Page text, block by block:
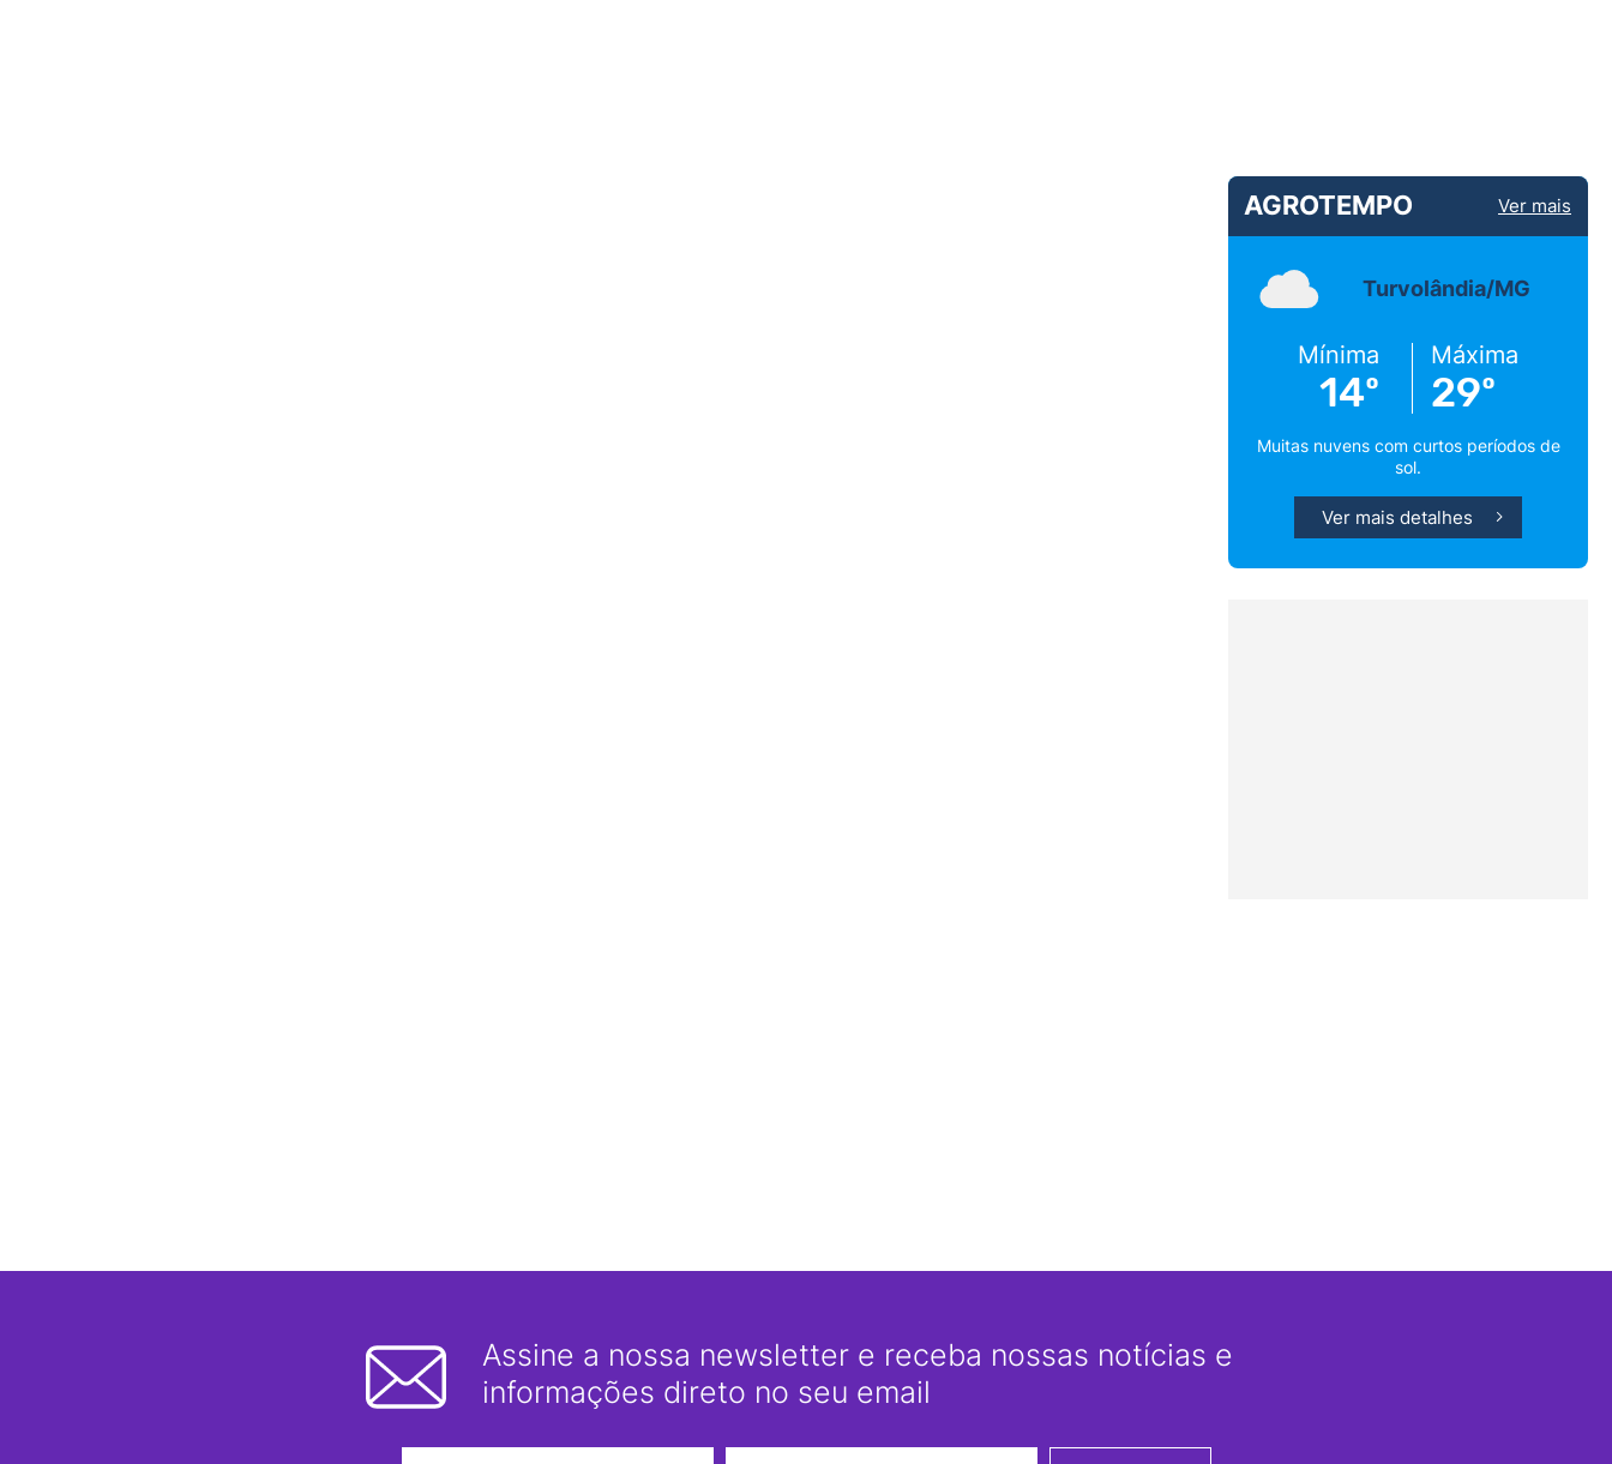
AGROTEMPO Ver mais
Turvolândia/MG
Mínima
14º
Máxima
29º
Muitas nuvens com curtos períodos de
sol.
Ver mais detalhes
Assine a nossa newsletter e receba nossas notícias e
informações direto no seu email